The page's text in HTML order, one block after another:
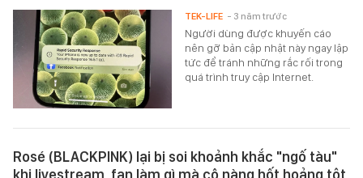
Người dùng được khuyến cáo
nên gỡ bản cập nhật này ngay lập
tức để tránh những rắc rối trong
quá trình truy cập Internet.
TEK-LIFE - 3 năm trước
Rosé (BLACKPINK) lại bị soi khoảnh khắc "ngố tàu"
khi livestream, fan làm gì mà cô nàng hốt hoảng tột